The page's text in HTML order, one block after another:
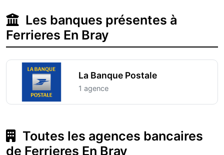
Les banques présentes à
Ferrieres En Bray
La Banque Postale
1 agence
Toutes les agences bancaires
de Ferrieres En Bray